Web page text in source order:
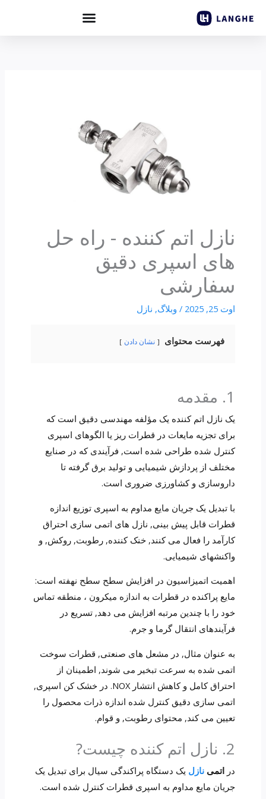
نازل اتم کننده - راه حل
های اسپری دقیق
سفارشی
اوت 25, 2025 / وبلاگ, نازل
فهرست محتوای نشان دادن
1. مقدمه
یک نازل اتم کننده یک مؤلفه مهندسی دقیق است که
برای تجزیه مایعات در قطرات ریز یا الگوهای اسپری
کنترل شده طراحی شده است, فرآیندی که در صنایع
مختلف از پردازش شیمیایی و تولید برق گرفته تا
داروسازی و کشاورزی ضروری است.
با تبدیل یک جریان مایع مداوم به اسپری توزیع اندازه
قطرات قابل پیش بینی, نازل های اتمی سازی احتراق
کارآمد را فعال می کنند, خنک کننده, رطوبت, روکش, و
واکنشهای شیمیایی.
اهمیت اتمیزاسیون در افزایش سطح سطح نهفته است:
مایع پراکنده در قطرات به اندازه میکرون ، منطقه تماس
خود را با چندین مرتبه افزایش می دهد, تسریع در
فرآیندهای انتقال گرما و جرم.
به عنوان مثال, در مشعل های صنعتی, قطرات سوخت
اتمی شده به سرعت تبخیر می شوند, اطمینان از
احتراق کامل و کاهش انتشار NOX. در خشک کن اسپری,
اتمی سازی دقیق کنترل شده اندازه ذرات محصول را
تعیین می کند, محتوای رطوبت, و قوام.
2. نازل اتم کننده چیست?
در اتمی نازل یک دستگاه پراکندگی سیال برای تبدیل یک
جریان مایع مداوم به اسپری قطرات کنترل شده است.